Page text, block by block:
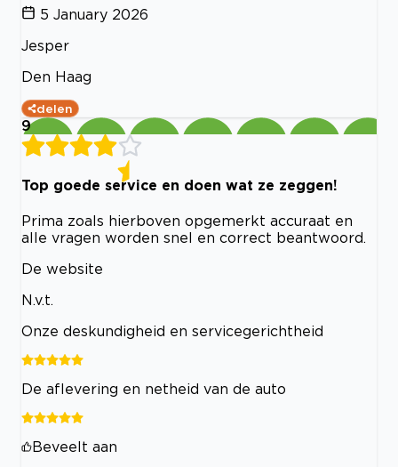
5 January 2026
Jesper
Den Haag
delen
9
Top goede service en doen wat ze zeggen!
Prima zoals hierboven opgemerkt accuraat en
alle vragen worden snel en correct beantwoord.
De website
N.v.t.
Onze deskundigheid en servicegerichtheid
De aflevering en netheid van de auto
Beveelt aan